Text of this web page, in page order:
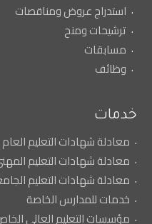
استدراج عروض ومناقصات
ترشيحات ومنح
مسابقات
وظائف
خدمات
معادلة شهادات التعليم العام
معادلة شهادات التعليم
معادلة شهادات التعليم
خدمات للمدارس الخاصة
مؤسسات التعليم العالي الخاص